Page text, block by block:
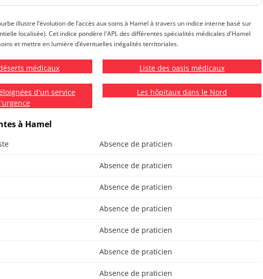
illustre l’évolution de l’accès aux soins à Hamel à travers un indice interne basé sur
localisée). Cet indice pondère l'APL des différentes spécialités médicales d'Hamel
et mettre en lumière d’éventuelles inégalités territoriales.
médicaux Liste des oasis médicaux
d'un service
Les hôpitaux dans le Nord
à Hamel
Absence de praticien
Absence de praticien
Absence de praticien
Absence de praticien
Absence de praticien
Absence de praticien
Absence de praticien